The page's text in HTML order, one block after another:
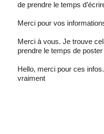
de prendre le temps
Merci pour vos
Merci à vous. Je trouve
prendre le temps de
Hello, merci pour ces
vraiment